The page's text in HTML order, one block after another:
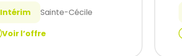
Intérim
Sainte-Cécile
Voir l’offre
: